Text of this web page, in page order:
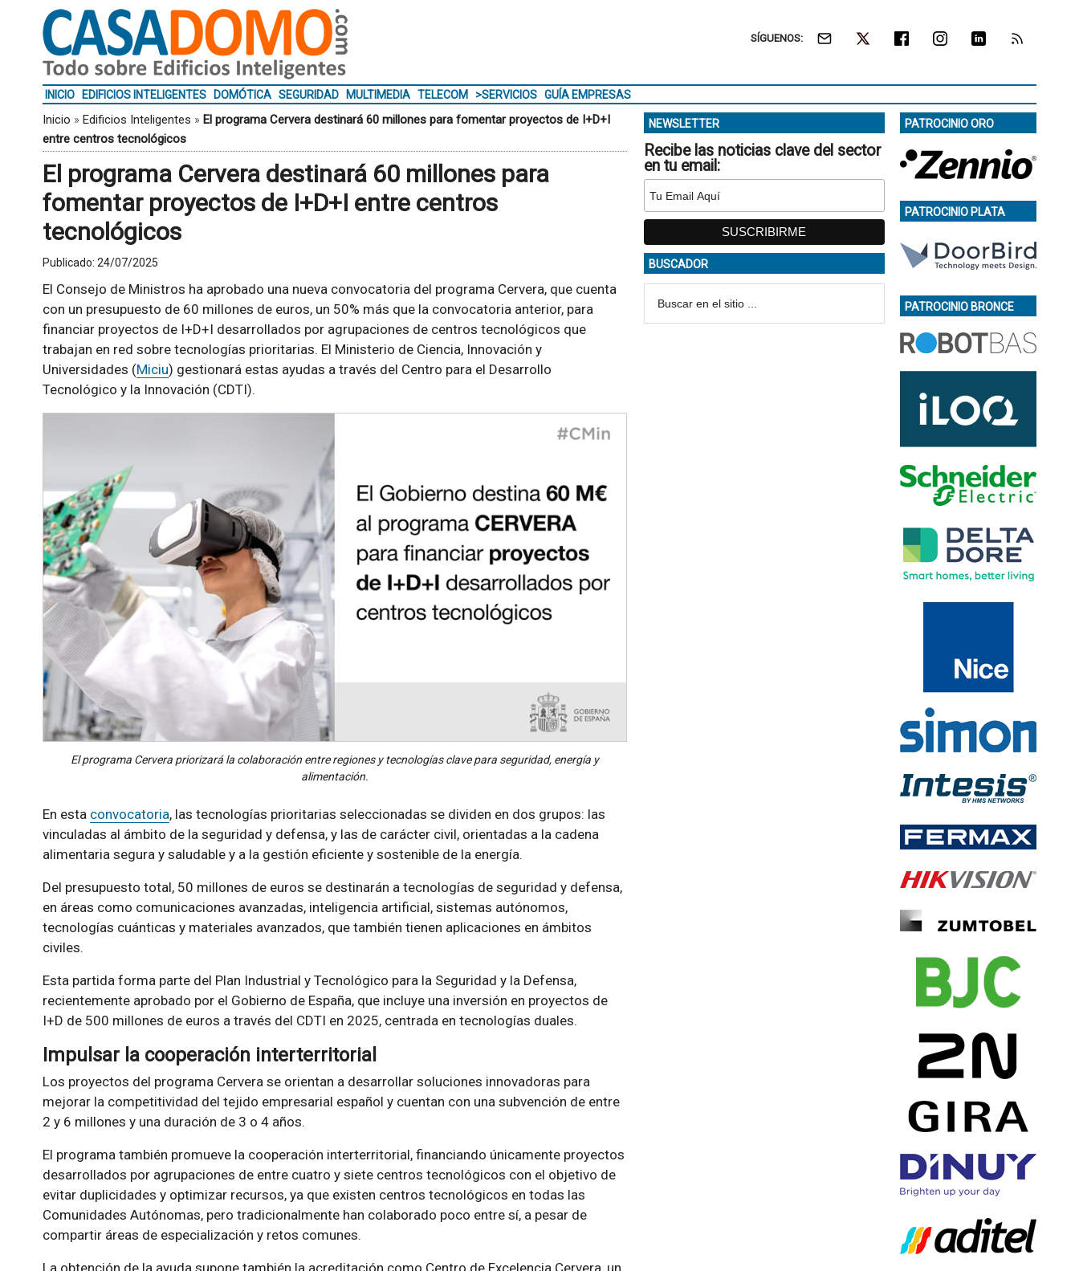
SÍGUENOS:
INICIO EDIFICIOS INTELIGENTES DOMÓTICA SEGURIDAD MULTIMEDIA TELECOM >SERVICIOS GUÍA EMPRESAS
Inicio » Edificios Inteligentes » El programa Cervera destinará 60 millones para fomentar proyectos de I+D+I
entre centros tecnológicos
El programa Cervera destinará 60 millones para
fomentar proyectos de I+D+I entre centros
tecnológicos
Publicado: 24/07/2025
El Consejo de Ministros ha aprobado una nueva convocatoria del programa Cervera, que cuenta
con un presupuesto de 60 millones de euros, un 50% más que la convocatoria anterior, para
financiar proyectos de I+D+I desarrollados por agrupaciones de centros tecnológicos que
trabajan en red sobre tecnologías prioritarias. El Ministerio de Ciencia, Innovación y
Universidades (Miciu) gestionará estas ayudas a través del Centro para el Desarrollo
Tecnológico y la Innovación (CDTI).
El programa Cervera priorizará la colaboración entre regiones y tecnologías clave para seguridad, energía y
alimentación.
En esta convocatoria, las tecnologías prioritarias seleccionadas se dividen en dos grupos: las
vinculadas al ámbito de la seguridad y defensa, y las de carácter civil, orientadas a la cadena
alimentaria segura y saludable y a la gestión eficiente y sostenible de la energía.
Del presupuesto total, 50 millones de euros se destinarán a tecnologías de seguridad y defensa,
en áreas como comunicaciones avanzadas, inteligencia artificial, sistemas autónomos,
tecnologías cuánticas y materiales avanzados, que también tienen aplicaciones en ámbitos
civiles.
Esta partida forma parte del Plan Industrial y Tecnológico para la Seguridad y la Defensa,
recientemente aprobado por el Gobierno de España, que incluye una inversión en proyectos de
I+D de 500 millones de euros a través del CDTI en 2025, centrada en tecnologías duales.
Impulsar la cooperación interterritorial
Los proyectos del programa Cervera se orientan a desarrollar soluciones innovadoras para
mejorar la competitividad del tejido empresarial español y cuentan con una subvención de entre
2 y 6 millones y una duración de 3 o 4 años.
El programa también promueve la cooperación interterritorial, financiando únicamente proyectos
desarrollados por agrupaciones de entre cuatro y siete centros tecnológicos con el objetivo de
evitar duplicidades y optimizar recursos, ya que existen centros tecnológicos en todas las
Comunidades Autónomas, pero tradicionalmente han colaborado poco entre sí, a pesar de
compartir áreas de especialización y retos comunes.
La obtención de la ayuda supone también la acreditación como Centro de Excelencia Cervera, un
NEWSLETTER
Recibe las noticias clave del sector
en tu email:
BUSCADOR
PATROCINIO ORO
PATROCINIO PLATA
PATROCINIO BRONCE